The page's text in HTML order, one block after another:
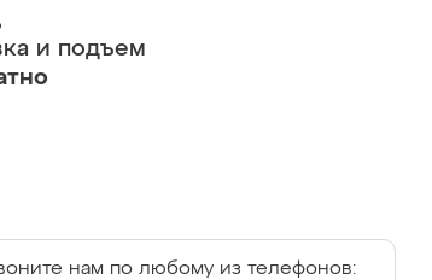
и подъем
нам по любому из телефонов: